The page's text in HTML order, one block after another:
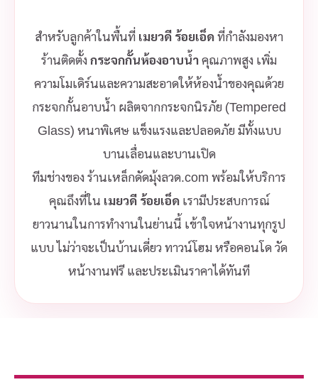
สำหรับลูกค้าในพื้นที่ เมยวดี ร้อยเอ็ดที่กำลังมองหา
ร้านติดตั้งกระจกกั้นห้องอาบน้ำคุณภาพสูง เพิ่ม
ความโมเดิร์นและความสะอาดให้ห้องน้ำของคุณด้วย
กระจกกั้นอาบน้ำ ผลิตจากกระจกนิรภัย (Tempered
Glass) หนาพิเศษ แข็งแรงและปลอดภัย มีทั้งแบบ
บานเลื่อนและบานเปิด
ทีมช่างของ ร้านเหล็กดัดมุ้งลวด.com พร้อมให้บริการ
คุณถึงที่ใน เมยวดี ร้อยเอ็ดเรามีประสบการณ์
ยาวนานในการทำงานในย่านนี้ เข้าใจหน้างานทุกรูป
แบบ ไม่ว่าจะเป็นบ้านเดี่ยว ทาวน์โฮม หรือคอนโด วัด
หน้างานฟรี และประเมินราคาได้ทันที